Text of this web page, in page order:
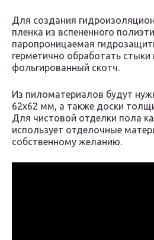
Для создания
пленка из вспененного
паропроницаемая
герметично обработать
фольгированный скотч.
Из пиломатериалов будут
62х62 мм, а также доски
Для чистовой отделки пола
использует отделочные
собственному желанию.